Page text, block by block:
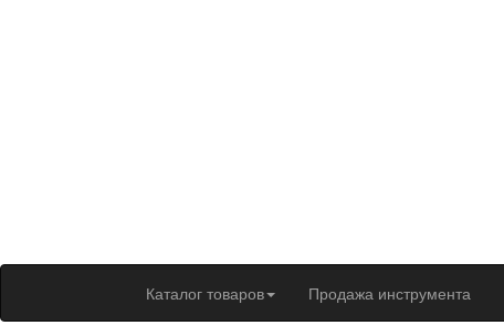
Каталог товаров Продажа инструмента